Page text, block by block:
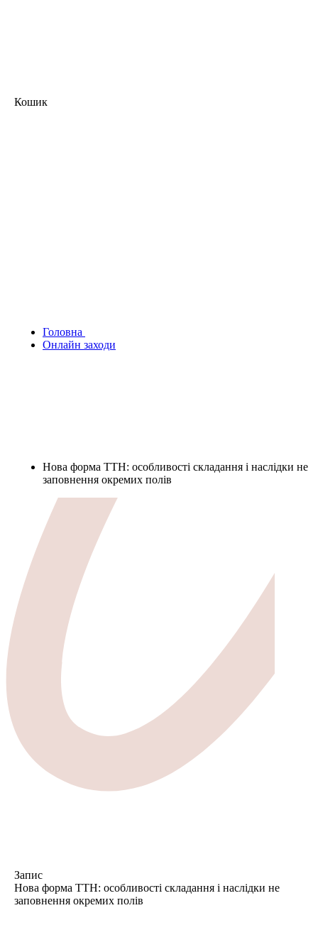
Кошик
Головна
Онлайн заходи
Нова форма ТТН: особливості складання і наслідки не
заповнення окремих полів
Запис
Нова форма ТТН: особливості складання і наслідки не
заповнення окремих полів